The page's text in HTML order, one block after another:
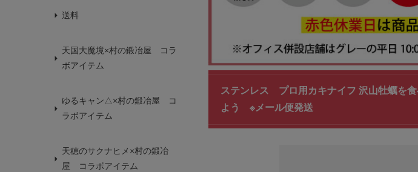
送料
天国大魔境×村の鍛冶屋 コラ
ボアイテム
ゆるキャン△×村の鍛冶屋 コ
ラボアイテム
天穂のサクナヒメ×村の鍛冶
屋 コラボアイテム
ステンレス プロ用カキナイフ 沢山牡蠣を
よう ※メール便発送